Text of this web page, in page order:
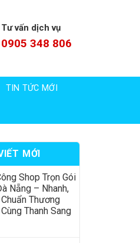
Tư vấn dịch vụ
0905 348 806
TIN TỨC MỚI
MỚI
Shop Trọn Gói
Nẵng – Nhanh,
Thương
Thanh Sang